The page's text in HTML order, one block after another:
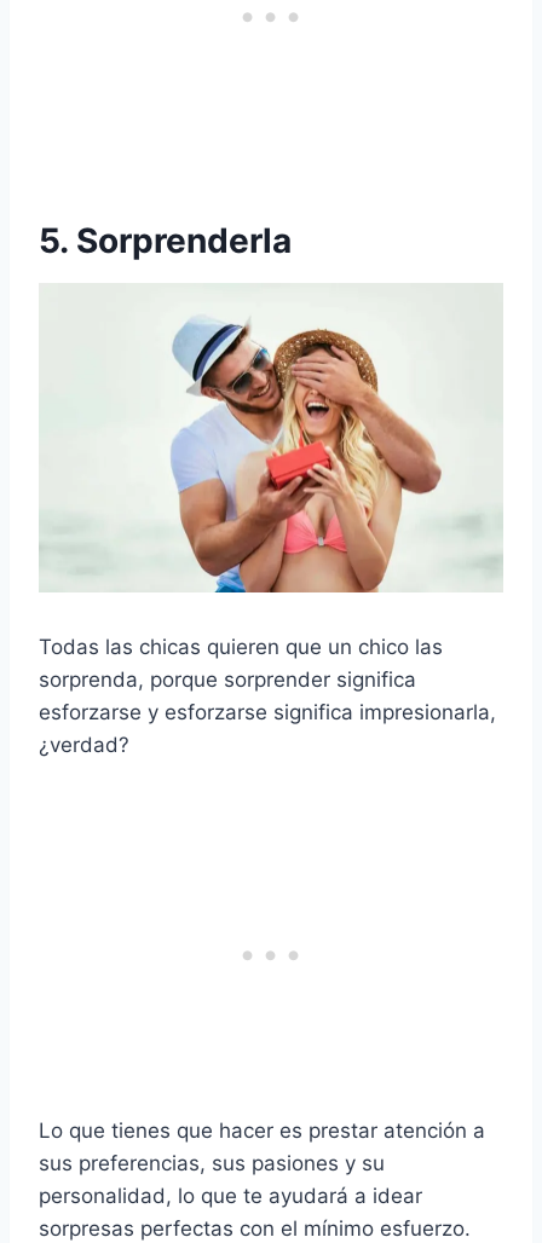
5. Sorprenderla
Todas las chicas quieren que un chico las
sorprenda, porque sorprender significa
esforzarse y esforzarse significa impresionarla,
¿verdad?
Lo que tienes que hacer es prestar atención a
sus preferencias, sus pasiones y su
personalidad, lo que te ayudará a idear
sorpresas perfectas con el mínimo esfuerzo.